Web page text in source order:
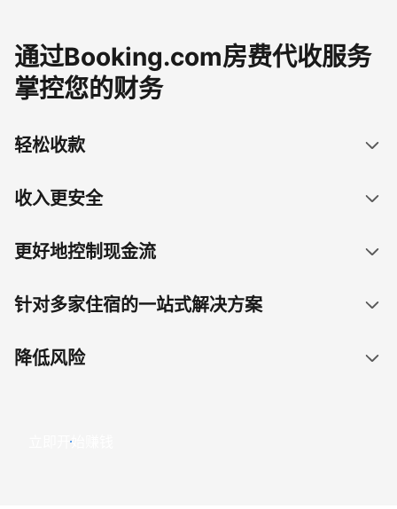
通过Booking.com房费代收服务
掌控您的财务
轻松收款
收入更安全
更好地控制现金流
针对多家住宿的一站式解决方案
降低风险
立即开始赚钱